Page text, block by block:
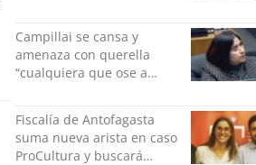
Senado
Campillai se cansa y
amenaza con querella
“cualquiera que ose a
de Carter
Fiscalía de Antofagasta
suma nueva arista en caso
ProCultura y buscará